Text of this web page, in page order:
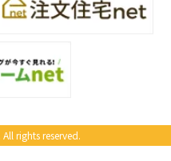
rights reserved.